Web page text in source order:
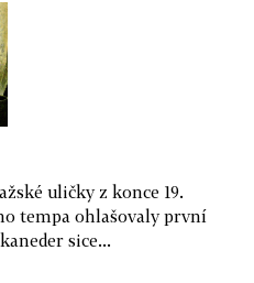
uličky z konce 19.
tempa ohlašovaly první
sice...